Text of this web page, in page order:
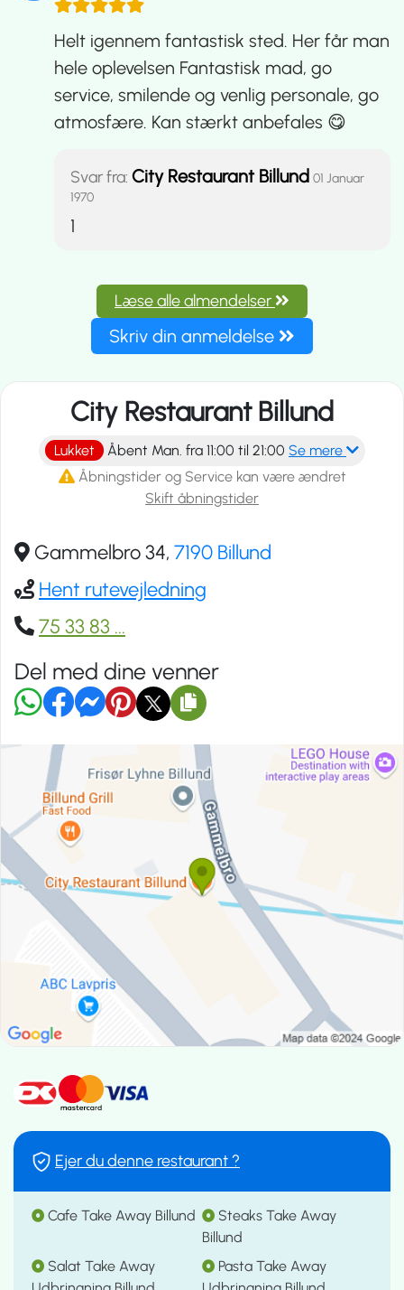
Helt igennem fantastisk sted. Her får man
hele oplevelsen Fantastisk mad, go
service, smilende og venlig personale, go
atmosfære. Kan stærkt anbefales 😋
Svar fra: City Restaurant Billund 01 Januar
1970
1
Læse alle almendelser
Skriv din anmeldelse
City Restaurant Billund
Lukket Åbent Man. fra 11:00 til 21:00 Se mere
Åbningstider og Service kan være ændret
Skift åbningstider
Gammelbro 34, 7190 Billund
Hent rutevejledning
75 33 83 ...
Del med dine venner
Ejer du denne restaurant ?
Cafe Take Away Billund
Steaks Take Away
Billund
Salat Take Away
Pasta Take Away